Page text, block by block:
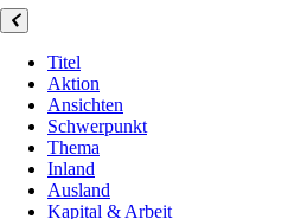
Titel
Aktion
Ansichten
Schwerpunkt
Thema
Inland
Ausland
Kapital & Arbeit